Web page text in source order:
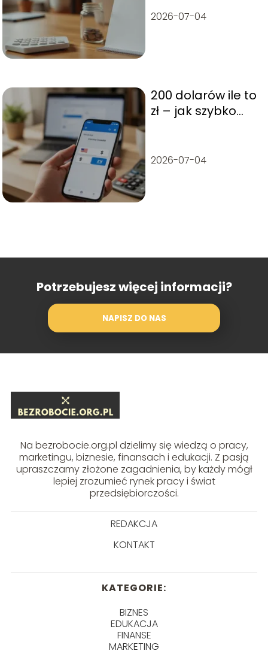
2026-07-04
200 dolarów ile to
zł – jak szybko
2026-07-04
Potrzebujesz więcej informacji?
NAPISZ DO NAS
Na bezrobocie.org.pl dzielimy się wiedzą o pracy,
marketingu, biznesie, finansach i edukacji. Z pasją
upraszczamy złożone zagadnienia, by każdy mógł
lepiej zrozumieć rynek pracy i świat
przedsiębiorczości.
REDAKCJA
KONTAKT
KATEGORIE:
BIZNES
EDUKACJA
FINANSE
MARKETING